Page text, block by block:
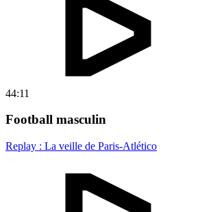
44:11
Football masculin
Replay : La veille de Paris-Atlético